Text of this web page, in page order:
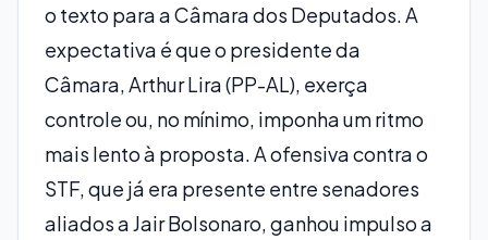
o texto para a Câmara dos Deputados. A
expectativa é que o presidente da
Câmara, Arthur Lira (PP-AL), exerça
controle ou, no mínimo, imponha um ritmo
mais lento à proposta. A ofensiva contra o
STF, que já era presente entre senadores
aliados a Jair Bolsonaro, ganhou impulso a